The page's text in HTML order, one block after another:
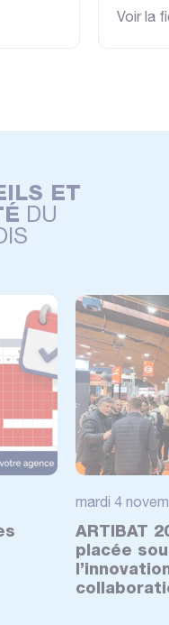
Voir la
ET
DU
mardi 4
ARTIBAT
placée